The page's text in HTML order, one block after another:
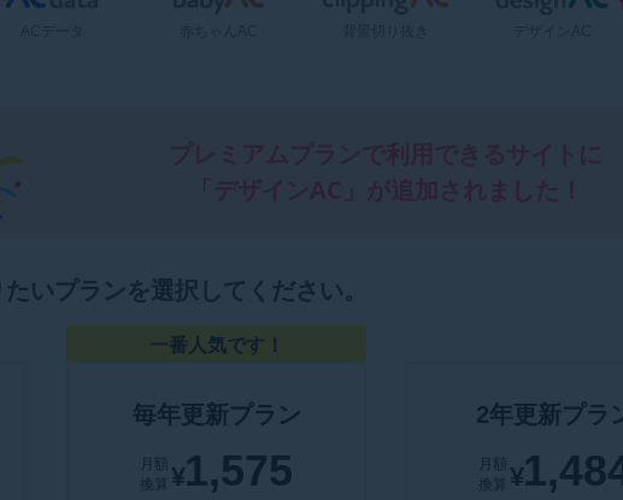
いプランを選択してください。
一番人気です！
毎年更新プラン
月額
換算
¥1,575
2年更新プラ
月額
換算
¥